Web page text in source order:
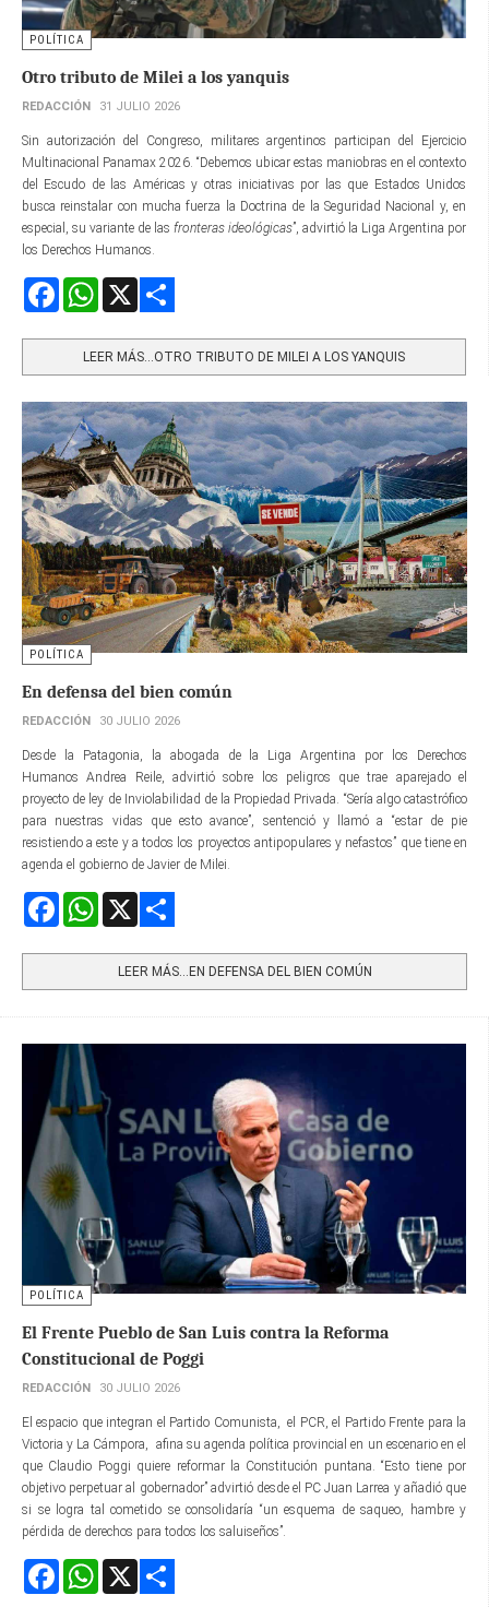
POLÍTICA
Otro tributo de Milei a los yanquis
REDACCIÓN 31 JULIO 2026
Sin autorización del Congreso, militares argentinos participan del Ejercicio
Multinacional Panamax 2026. “Debemos ubicar estas maniobras en el contexto
del Escudo de las Américas y otras iniciativas por las que Estados Unidos
busca reinstalar con mucha fuerza la Doctrina de la Seguridad Nacional y, en
especial, su variante de las fronteras ideológicas”, advirtió la Liga Argentina por
los Derechos Humanos.
FacebookWhatsApp
LEER MÁS…OTRO TRIBUTO DE MILEI A LOS YANQUIS
POLÍTICA
En defensa del bien común
REDACCIÓN 30 JULIO 2026
Desde la Patagonia, la abogada de la Liga Argentina por los Derechos
Humanos Andrea Reile, advirtió sobre los peligros que trae aparejado el
proyecto de ley de Inviolabilidad de la Propiedad Privada. “Sería algo catastrófico
para nuestras vidas que esto avance”, sentenció y llamó a “estar de pie
resistiendo a este y a todos los proyectos antipopulares y nefastos” que tiene en
agenda el gobierno de Javier de Milei.
FacebookWhatsApp
LEER MÁS…EN DEFENSA DEL BIEN COMÚN
POLÍTICA
El Frente Pueblo de San Luis contra la Reforma
Constitucional de Poggi
REDACCIÓN 30 JULIO 2026
El espacio que integran el Partido Comunista, el PCR, el Partido Frente para la
Victoria y La Cámpora, afina su agenda política provincial en un escenario en el
que Claudio Poggi quiere reformar la Constitución puntana. “Esto tiene por
objetivo perpetuar al gobernador” advirtió desde el PC Juan Larrea y añadió que
si se logra tal cometido se consolidaría “un esquema de saqueo, hambre y
pérdida de derechos para todos los saluiseños”.
FacebookWhatsApp